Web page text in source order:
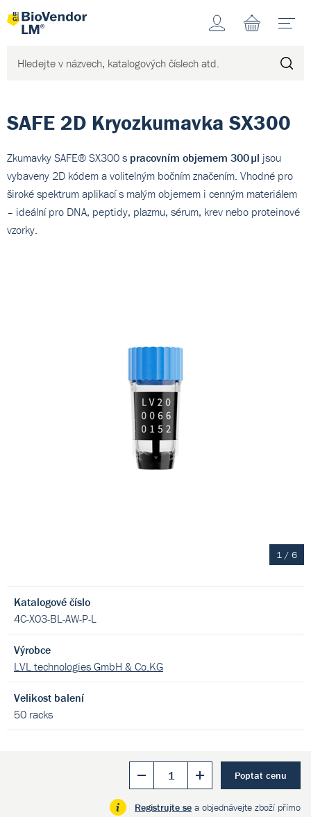
Účet
SAFE 2D Kryozkumavka SX300
Zkumavky SAFE® SX300 s pracovním objemem 300 µl jsou
vybaveny 2D kódem a volitelným bočním značením. Vhodné pro
široké spektrum aplikací s malým objemem i cenným materiálem
– ideální pro DNA, peptidy, plazmu, sérum, krev nebo proteinové
vzorky.
1 / 6
Katalogové číslo
4C-X03-BL-AW-P-L
Výrobce
LVL technologies GmbH & Co.KG
Velikost balení
50 racks
Poptat cenu
Registrujte se a objednávejte zboží přímo